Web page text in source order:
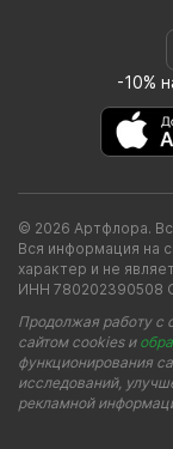
-10%
© 2026 Артфлора.
Вся информация на
характер и не
ИНН 780202390508
Продолжая работу с
сайтом cookies и
функционирования
исследований,
рекламной